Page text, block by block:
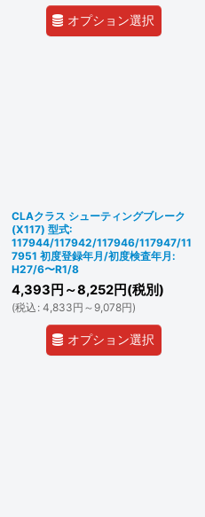
オプション選択
CLAクラス シューティングブレーク
(X117) 型式:
117944/117942/117946/117947/11
7951 初度登録年月/初度検査年月:
H27/6〜R1/8
4,393 円 ～8,252円(税別)
(税込 : 4,833円 ～9,078円)
オプション選択